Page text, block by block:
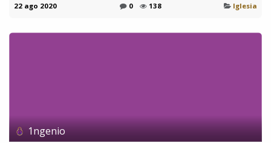
22 ago 2020 0 138 Iglesia
1ngenio